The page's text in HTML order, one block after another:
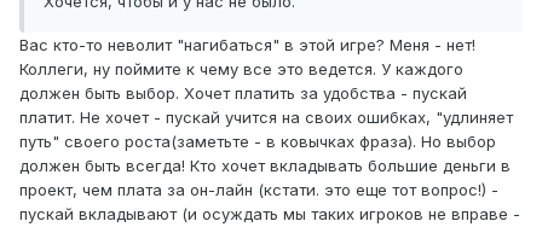
Вас кто-то неволит "нагибаться" в этой игре? Меня - нет!
Коллеги, ну поймите к чему все это ведется. У каждого
должен быть выбор. Хочет платить за удобства - пускай
платит. Не хочет - пускай учится на своих ошибках, "удлиняет
путь" своего роста(заметьте - в ковычках фраза). Но выбор
должен быть всегда! Кто хочет вкладывать большие деньги в
проект, чем плата за он-лайн (кстати. это еще тот вопрос!) -
пускай вкладывают (и осуждать мы таких игроков не вправе -